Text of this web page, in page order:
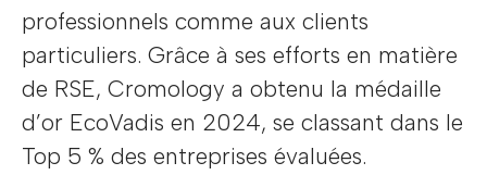
professionnels comme aux clients
particuliers. Grâce à ses efforts en matière
de RSE, Cromology a obtenu la médaille
d’or EcoVadis en 2024, se classant dans le
Top 5 % des entreprises évaluées.